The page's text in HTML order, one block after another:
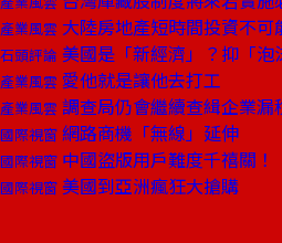
產業風雲 大陸房地產短時間投資不可
石頭評論 美國是「新經濟」？抑「泡
產業風雲 愛他就是讓他去打工
產業風雲 調查局仍會繼續查緝企業漏
國際視窗 網路商機「無線」延伸
國際視窗 中國盜版用戶難度千禧關！
國際視窗 美國到亞洲瘋狂大搶購